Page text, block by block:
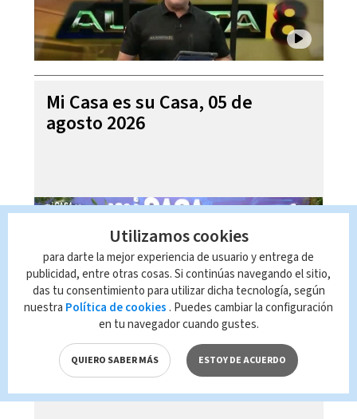
Mi Casa es su Casa, 05 de
agosto 2026
Telediario En Directo con Paula
Brenes, 05 de agosto 2026
Utilizamos cookies
para darte la mejor experiencia de usuario y entrega de
publicidad, entre otras cosas. Si continúas navegando el sitio,
das tu consentimiento para utilizar dicha tecnología, según
nuestra Política de cookies . Puedes cambiar la configuración
en tu navegador cuando gustes.
QUIERO SABER MÁS ESTOY DE ACUERDO